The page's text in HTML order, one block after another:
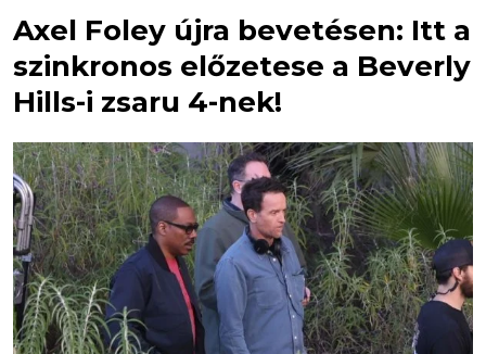
Axel Foley újra bevetésen: Itt a
szinkronos előzetese a Beverly
Hills-i zsaru 4-nek!